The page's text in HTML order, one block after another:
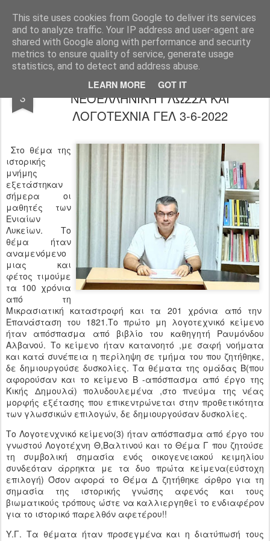
This site uses cookies from Google to deliver its services
and to analyze traffic. Your IP address and user-agent are
shared with Google along with performance and security
metrics to ensure quality of service, generate usage
statistics, and to detect and address abuse.
LEARN MORE GOT IT
Φροντιστήριο Θεωρητικό Φλώρινας
Pages
3
ΣΧΟΛΙΑΣΜΟΣ ΤΩΝ ΘΕΜΑΤΩΝ ΣΤΗ
ΝΕΟΕΛΛΗΝΙΚΗ ΓΛΩΣΣΑ ΚΑΙ
ΛΟΓΟΤΕΧΝΙΑ ΓΕΛ 3-6-2022
Στο θέμα της
ιστορικής
μνήμης
εξετάστηκαν
σήμερα οι
μαθητές των
Ενιαίων
Λυκείων. Το
θέμα ήταν
αναμενόμενο
μιας και
φέτος τιμούμε
τα 100 χρόνια
από τη
Μικρασιατική καταστροφή και τα 201 χρόνια από την
Επανάσταση του 1821.Το πρώτο μη λογοτεχνικό κείμενο
ήταν απόσπασμα από βιβλίο του καθηγητή Ραυμόνδου
Αλβανού. Το κείμενο ήταν κατανοητό ,με σαφή νοήματα
και κατά συνέπεια η περίληψη σε τμήμα του που ζητήθηκε,
δε δημιουργούσε δυσκολίες. Τα θέματα της ομάδας Β(που
αφορούσαν και το κείμενο Β -απόσπασμα από έργο της
Κικής Δημουλά) πολυδουλεμένα ,στο πνεύμα της νέας
μορφής εξέτασης που επικεντρώνεται στην προθετικότητα
των γλωσσικών επιλογών, δε δημιουργούσαν δυσκολίες.
Το Λογοτενχνικό κείμενο(3) ήταν απόσπασμα από έργο του
γνωστού Λογοτέχνη Θ,Βαλτινού και το Θέμα Γ που ζητούσε
τη συμβολική σημασία ενός οικογενειακού κειμηλίου
συνδεόταν άρρηκτα με τα δυο πρώτα κείμενα(εύστοχη
επιλογή) Όσον αφορά το Θέμα Δ ζητήθηκε άρθρο για τη
σημασία της ιστορικής γνώσης αφενός και τους
βιωματικούς τρόπους ώστε να καλλιεργηθεί το ενδιαφέρον
για το ιστορικό παρελθόν αφετέρου!!
Υ.Γ. Τα θέματα ήταν προσεγμένα και η διατύπωσή τους